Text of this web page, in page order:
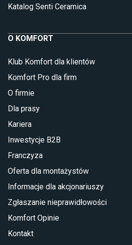
Katalog Senti Ceramica
O KOMFORT
Klub Komfort dla klientów
Komfort Pro dla firm
O firmie
Dla prasy
Kariera
Inwestycje B2B
Franczyza
Oferta dla montażystów
Informacje dla akcjonariuszy
Zgłaszanie nieprawidłowości
Komfort Opinie
Kontakt